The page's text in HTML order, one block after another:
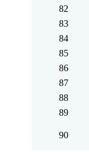
82
83
84
85
86
87
88
89
90